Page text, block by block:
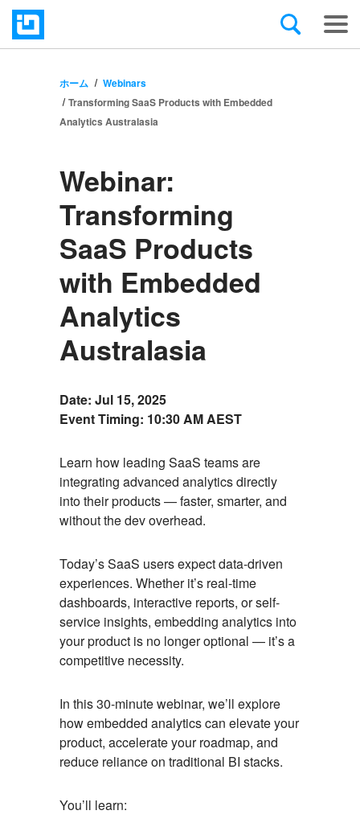
ホーム
Webinars
Transforming SaaS Products with Embedded
Analytics Australasia
Webinar:
Transforming
SaaS Products
with Embedded
Analytics
Australasia
Event
Description
Date: Jul 15, 2025
Event Timing: 10:30 AM AEST
Learn how leading SaaS teams are
integrating advanced analytics directly
into their products — faster, smarter, and
without the dev overhead.
Today’s SaaS users expect data-driven
experiences. Whether it’s real-time
dashboards, interactive reports, or self-
service insights, embedding analytics into
your product is no longer optional — it’s a
competitive necessity.
In this 30-minute webinar, we’ll explore
how embedded analytics can elevate your
product, accelerate your roadmap, and
reduce reliance on traditional BI stacks.
You’ll learn: